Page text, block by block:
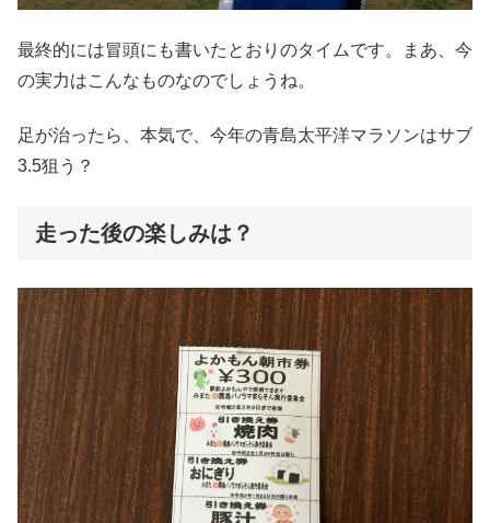
最終的には冒頭にも書いたとおりのタイムです。まあ、今
の実力はこんなものなのでしょうね。
足が治ったら、本気で、今年の青島太平洋マラソンはサブ
3.5狙う？
走った後の楽しみは？